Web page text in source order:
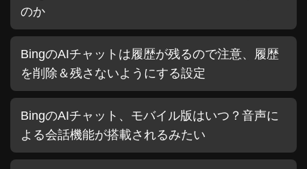
のか
BingのAIチャットは履歴が残るので注意、履歴
を削除＆残さないようにする設定
BingのAIチャット、モバイル版はいつ？音声に
よる会話機能が搭載されるみたい